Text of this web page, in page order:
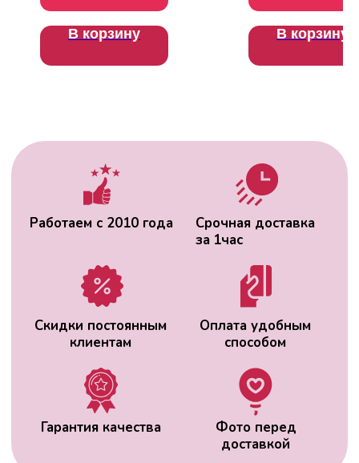
В корзину В корзину
доставкой
ЗАИНТЕРЕСОВАТЬ